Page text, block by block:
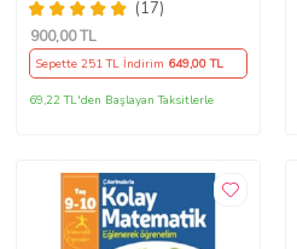
Masal Kitabı
(17)
900,00 TL
Sepette 251 TL İndirim 649,00 TL
69,22 TL'den Başlayan Taksitlerle